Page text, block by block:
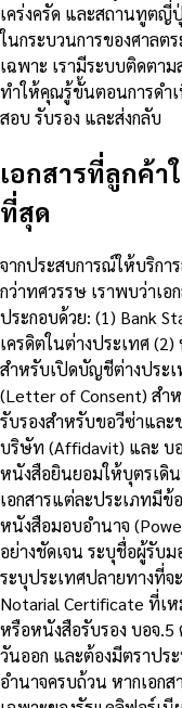
เคร่งครัด และสถานทูตญี่
ในกระบวนการของศาลต
เฉพาะ เรามีระบบติดตา
ทำให้คุณรู้ขั้นตอนการดำ
สอบ รับรอง และส่งกลับ
เอกสารที่ลูกค้า
ที่สุด
จากประสบการณ์ให้บริกา
กว่าทศวรรษ เราพบว่าเ
ประกอบด้วย: (1) Bank
เครดิตในต่างประเทศ
สำหรับเปิดบัญชีต่างประ
(Letter of Consent) สำ
รับรองสำหรับขอวีซ่าและ
บริษัท (Affidavit) และ บ
หนังสือยินยอมให้บุตรเดิ
เอกสารแต่ละประเภทมีข้
หนังสือมอบอำนาจ
อย่างชัดเจน ระบุชื่อผู้รับ
ระบุประเทศปลายทางที่จ
Notarial Certificate ที่เ
หรือหนังสือรับรอง บอจ.5
วันออก และต้องมีตราปร
อำนาจครบถ้วน หากเอก